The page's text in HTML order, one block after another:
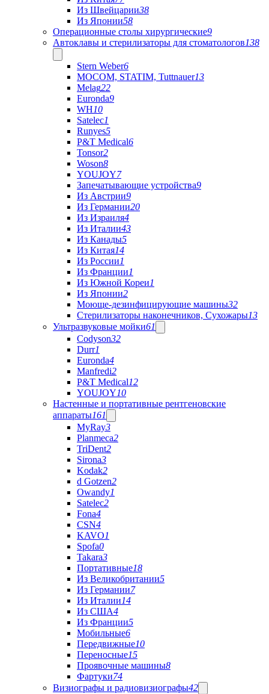
Из Швейцарии38
Из Японии58
Операционные столы хирургические9
Автоклавы и стерилизаторы для стоматологов138
Stern Weber6
MOCOM, STATIM, Tuttnauer13
Melag22
Euronda9
WH10
Satelec1
Runyes5
P&T Medical6
Tonsor2
Woson8
YOUJOY7
Запечатывающие устройства9
Из Австрии9
Из Германии20
Из Израиля4
Из Италии43
Из Канады5
Из Китая14
Из России1
Из Франции1
Из Южной Кореи1
Из Японии2
Моюще-дезинфицирующие машины32
Стерилизаторы наконечников, Сухожары13
Ультразвуковые мойки61
Codyson32
Durr1
Euronda4
Manfredi2
P&T Medical12
YOUJOY10
Настенные и портативные рентгеновские
аппараты161
MyRay3
Planmeca2
TriDent2
Sirona3
Kodak2
d Gotzen2
Owandy1
Satelec2
Fona4
CSN4
KAVO1
Spofa0
Takara3
Портативные18
Из Великобритании5
Из Германии7
Из Италии14
Из США4
Из Франции5
Мобильные6
Передвижные10
Переносные15
Проявочные машины8
Фартуки74
Визиографы и радиовизиографы42